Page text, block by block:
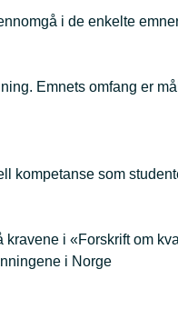
i de enkelte
Emnets omfang er
kompetanse som
i «Forskrift om
i Norge